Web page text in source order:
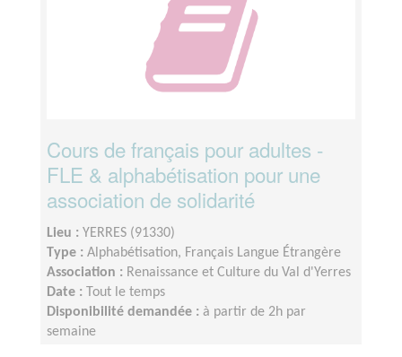
Cours de français pour adultes -
FLE & alphabétisation pour une
association de solidarité
Lieu : YERRES (91330)
Type : Alphabétisation, Français Langue Étrangère
Association : Renaissance et Culture du Val d'Yerres
Date :
Tout le temps
Disponibilité demandée : à partir de 2h par
semaine